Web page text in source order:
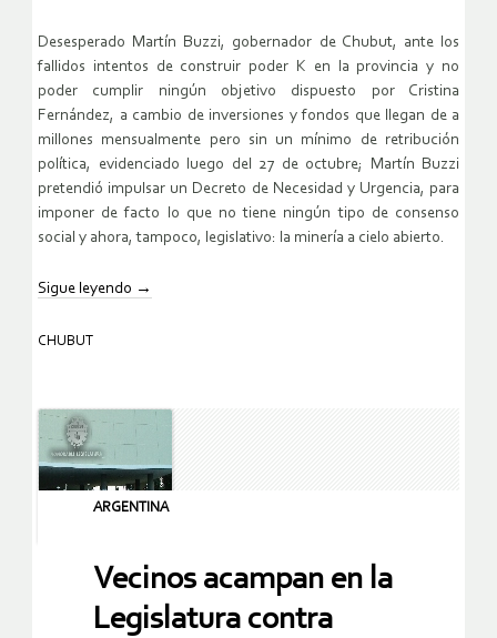
Desesperado Martín Buzzi, gobernador de Chubut, ante los
fallidos intentos de construir poder K en la provincia y no
poder cumplir ningún objetivo dispuesto por Cristina
Fernández, a cambio de inversiones y fondos que llegan de a
millones mensualmente pero sin un mínimo de retribución
política, evidenciado luego del 27 de octubre; Martín Buzzi
pretendió impulsar un Decreto de Necesidad y Urgencia, para
imponer de facto lo que no tiene ningún tipo de consenso
social y ahora, tampoco, legislativo: la minería a cielo abierto.
Sigue leyendo →
CHUBUT
ARGENTINA
Vecinos acampan en la
Legislatura contra